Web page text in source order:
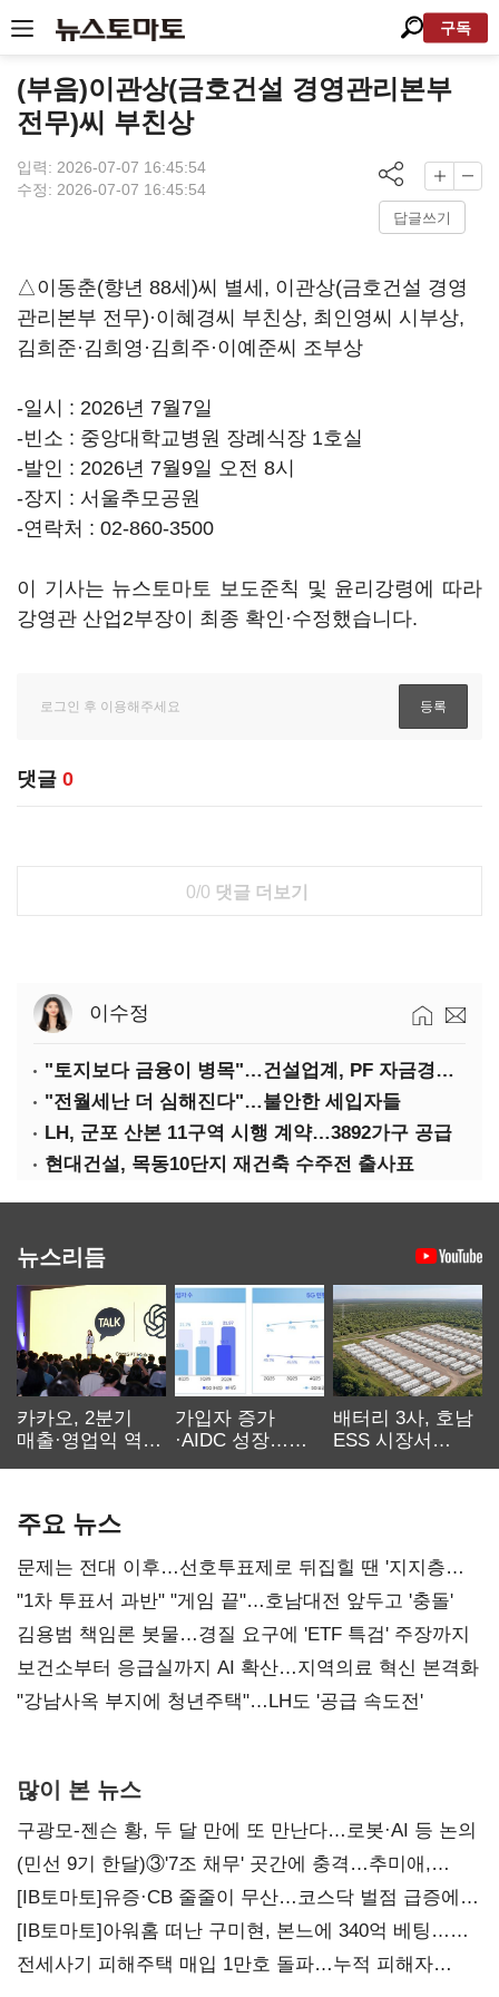
구독
(부음)이관상(금호건설 경영관리본부
전무)씨 부친상
입력: 2026-07-07 16:45:54
수정: 2026-07-07 16:45:54
답글쓰기
△이동춘(향년 88세)씨 별세, 이관상(금호건설 경영
관리본부 전무)·이혜경씨 부친상, 최인영씨 시부상,
김희준·김희영·김희주·이예준씨 조부상
-일시 : 2026년 7월7일
-빈소 : 중앙대학교병원 장례식장 1호실
-발인 : 2026년 7월9일 오전 8시
-장지 : 서울추모공원
-연락처 : 02-860-3500
이 기사는 뉴스토마토 보도준칙 및 윤리강령에 따라
강영관 산업2부장이 최종 확인·수정했습니다.
댓글 0
0/0 댓글 더보기
이수정
"토지보다 금융이 병목"…건설업계, PF 자금경색 해소 목소리
"전월세난 더 심해진다"…불안한 세입자들
LH, 군포 산본 11구역 시행 계약…3892가구 공급
현대건설, 목동10단지 재건축 수주전 출사표
뉴스리듬
카카오, 2분기
매출·영업익 역대
가입자 증가
·AIDC 성장…
배터리 3사, 호남
ESS 시장서
주요 뉴스
문제는 전대 이후…선호투표제로 뒤집힐 땐 '지지층
불복'
"1차 투표서 과반" "게임 끝"…호남대전 앞두고 '충돌'
김용범 책임론 봇물…경질 요구에 'ETF 특검' 주장까지
보건소부터 응급실까지 AI 확산…지역의료 혁신 본격화
"강남사옥 부지에 청년주택"…LH도 '공급 속도전'
많이 본 뉴스
구광모-젠슨 황, 두 달 만에 또 만난다…로봇·AI 등 논의
(민선 9기 한달)③'7조 채무' 곳간에 충격…추미애,
20년만에 '비상재정' 선언 승부수
[IB토마토]유증·CB 줄줄이 무산…코스닥 벌점 급증에
상폐 압박
[IB토마토]아워홈 떠난 구미현, 본느에 340억 베팅…
가족 지배체제 구축
전세사기 피해주택 매입 1만호 돌파…누적 피해자